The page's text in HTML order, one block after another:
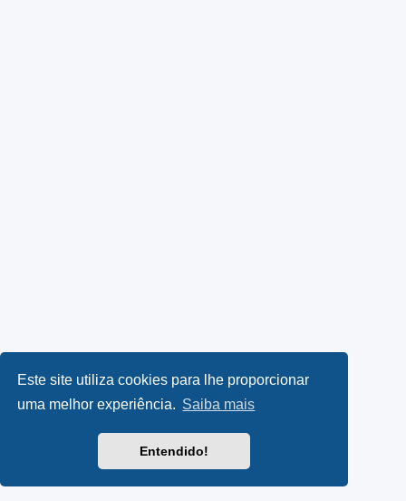
Este site utiliza cookies para lhe proporcionar
uma melhor experiência. Saiba mais
Entendido!